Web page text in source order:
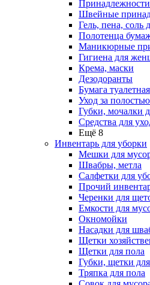
Принадлежности
Швейные
Гель, пена, соль
Полотенца
Маникюрные
Гигиена для
Крема, маски
Дезодоранты
Бумага туалетная
Уход за
Губки, мочалки
Средства для
Ещё 8
Инвентарь для уборки
Мешки для
Швабры, метла
Салфетки для
Прочий
Черенки для
Емкости для
Окномойки
Насадки для
Щетки
Щетки для пола
Губки, щетки
Тряпка для пола